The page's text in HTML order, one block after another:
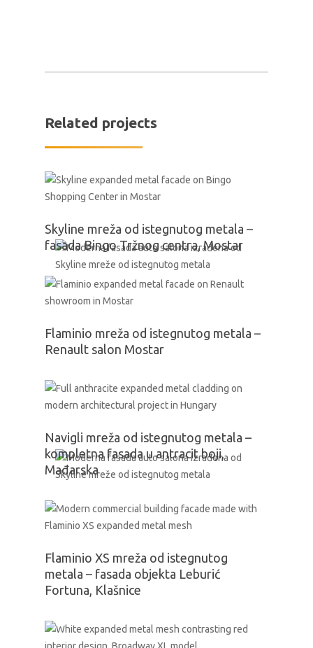
Related projects
Skyline mreža od istegnutog metala –
fasada Bingo Tržnog centra, Mostar
Flaminio mreža od istegnutog metala –
Renault salon Mostar
Navigli mreža od istegnutog metala –
kompletna fasada u antracit boji,
Mađarska
Flaminio XS mreža od istegnutog
metala – fasada objekta Leburić
Fortuna, Klašnice